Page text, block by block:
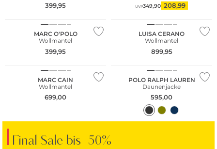
399,95 UVP349,90 208,99
MARC O'POLO
Wollmantel
399,95
LUISA CERANO
Wollmantel
899,95
MARC CAIN
Wollmantel
699,00
POLO RALPH LAUREN
Daunenjacke
595,00
Final Sale bis -50%